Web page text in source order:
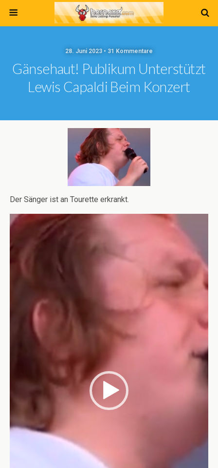
28. Juni 2023 • 31 Kommentare
Gänsehaut! Publikum Unterstützt
Lewis Capaldi Beim Konzert
Der Sänger ist an Tourette erkrankt.
Video-